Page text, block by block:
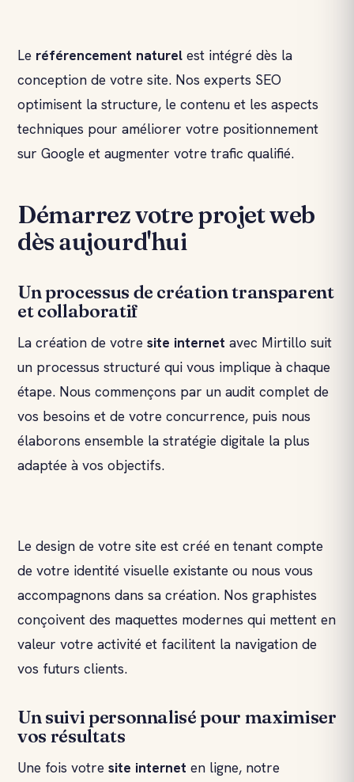
Le référencement naturel est intégré dès la
conception de votre site. Nos experts SEO
optimisent la structure, le contenu et les aspects
techniques pour améliorer votre positionnement
sur Google et augmenter votre trafic qualifié.
Démarrez votre projet web
dès aujourd'hui
Un processus de création transparent
et collaboratif
La création de votre site internet avec Mirtillo suit
un processus structuré qui vous implique à chaque
étape. Nous commençons par un audit complet de
vos besoins et de votre concurrence, puis nous
élaborons ensemble la stratégie digitale la plus
adaptée à vos objectifs.
Le design de votre site est créé en tenant compte
de votre identité visuelle existante ou nous vous
accompagnons dans sa création. Nos graphistes
conçoivent des maquettes modernes qui mettent en
valeur votre activité et facilitent la navigation de
vos futurs clients.
Un suivi personnalisé pour maximiser
vos résultats
Une fois votre site internet en ligne, notre